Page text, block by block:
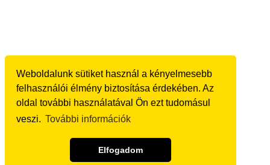
Weboldalunk sütiket használ a kényelmesebb
felhasználói élmény biztosítása érdekében. Az
oldal további használatával Ön ezt tudomásul
veszi. További információk
Elfogadom